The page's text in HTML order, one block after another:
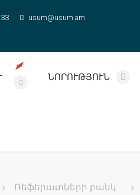
usum@usum.am
ՆՈՐՈՒԹՅՈՒՆ
» Ռեֆերատների բանկ »